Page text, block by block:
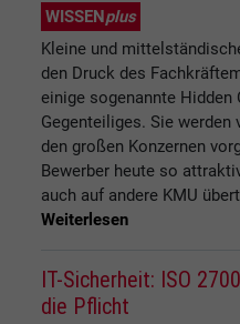
WISSENplus
Kleine und
den Druck des
einige sogenannte
Gegenteiliges. Sie
den großen Konzernen
Bewerber heute so
auch auf andere KMU
Weiterlesen
IT-Sicherheit: ISO
die Pflicht